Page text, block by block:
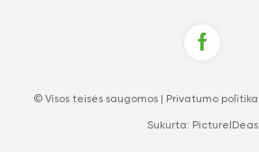
© Visos teisės saugomos | Privatumo politika
Sukurta: PictureIDeas